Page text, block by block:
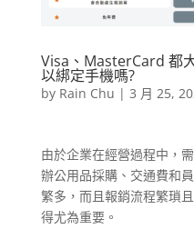
Visa、MasterCard 都
以綁定手機嗎?
by Rain Chu | 3 月 25,
由於企業在經營過程中，
辦公用品採購、交通費和
繁多，而且報銷流程繁瑣
得尤為重要。